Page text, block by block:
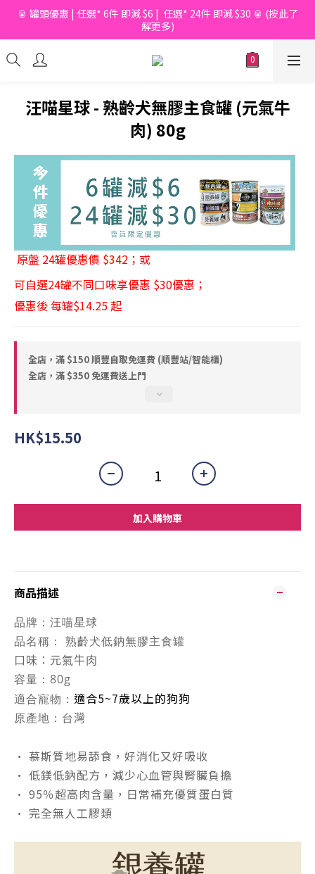
📦滿$150起免香港運費*  |  📦 滿$600起免澳門運費*
🥫 罐頭優惠 | 任選* 6件 即減 $6 |  任選* 24件 即減 $30 🥫 (按此了
解更多)
📦滿$150起免香港運費*  |  📦 滿$600起免澳門運費*
汪喵星球 - 熟齡犬無膠主食罐 (元氣牛
肉) 80g
原盤 24罐優惠價 $342；或
可自選24罐不同口味享優惠 $30優惠；
優惠後 每罐$14.25 起
全店，滿 $150 順豐自取免運費 (順豐站/智能櫃)
全店，滿 $350 免運費送上門
HK$15.50
加入購物車
商品描述
品牌： 汪喵星球
品名稱： 熟齡犬低鈉無膠主食罐
口味：元氣牛肉
容量： 80g
適合寵物： 適合5~7歲以上的狗狗
原產地： 台灣
• 慕斯質地易舔食，好消化又好吸收
• 低鎂低鈉配方，減少心血管與腎臟負擔
• 95％超高肉含量，日常補充優質蛋白質
• 完全無人工膠類